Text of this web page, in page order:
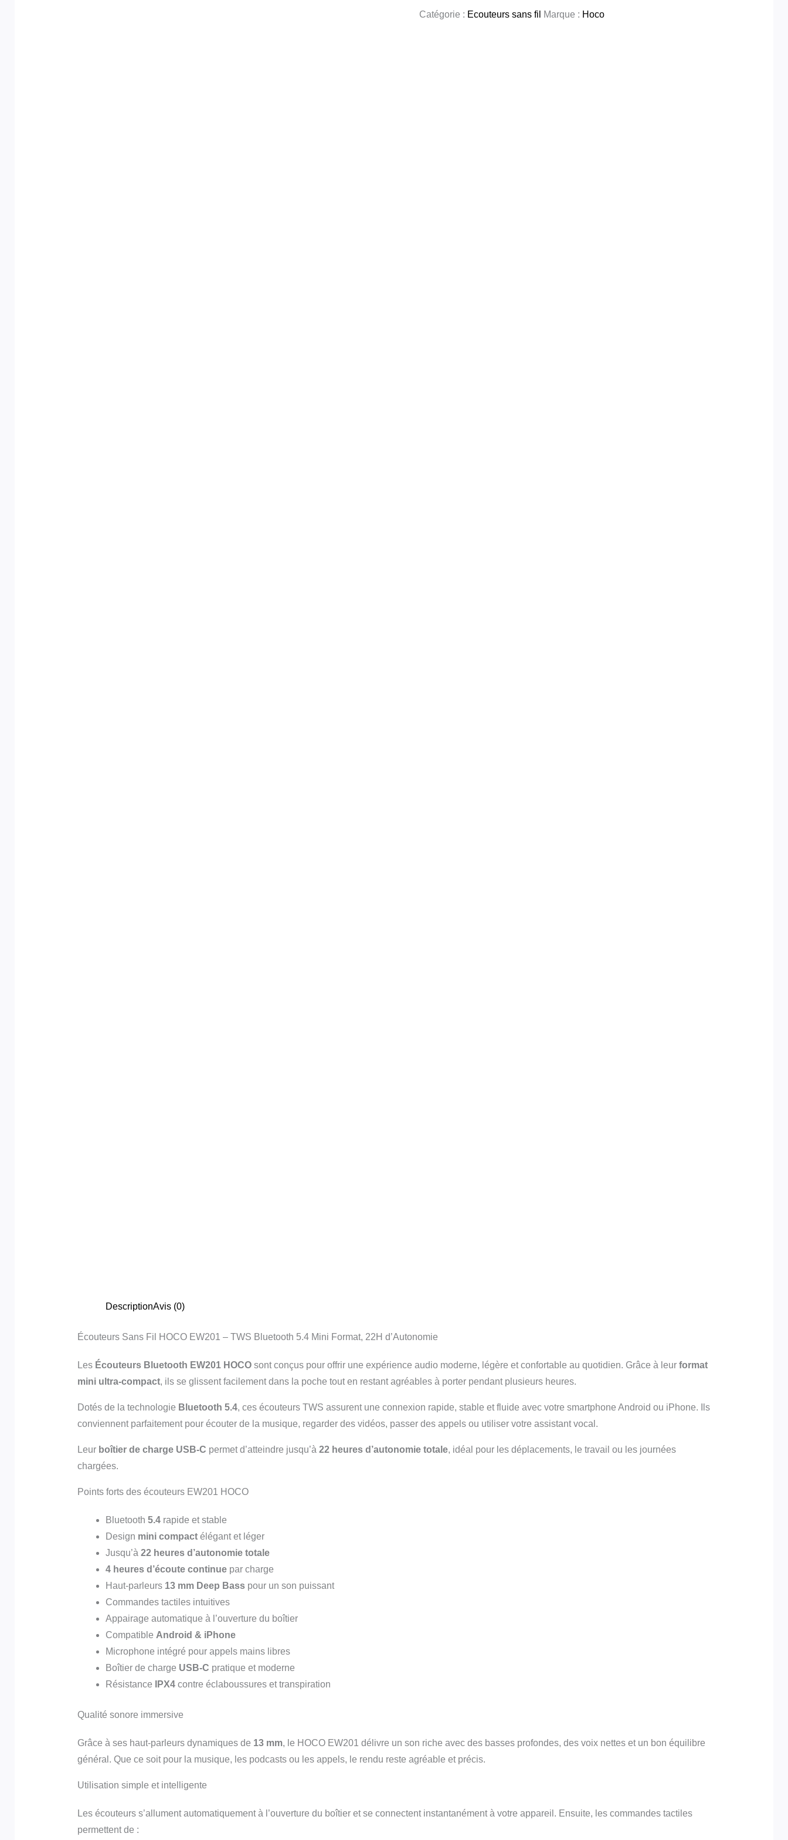
Catégorie : Ecouteurs sans fil Marque : Hoco
DescriptionAvis (0)
Écouteurs Sans Fil HOCO EW201 – TWS Bluetooth 5.4 Mini Format, 22H d’Autonomie
Les Écouteurs Bluetooth EW201 HOCOsont conçus pour offrir une expérience audio moderne, légère et confortable au quotidien. Grâce à leur format
mini ultra-compact, ils se glissent facilement dans la poche tout en restant agréables à porter pendant plusieurs heures.
Dotés de la technologie Bluetooth 5.4, ces écouteurs TWS assurent une connexion rapide, stable et fluide avec votre smartphone Android ou iPhone. Ils
conviennent parfaitement pour écouter de la musique, regarder des vidéos, passer des appels ou utiliser votre assistant vocal.
Leur boîtier de charge USB-C permet d’atteindre jusqu’à 22 heures d’autonomie totale, idéal pour les déplacements, le travail ou les journées
chargées.
Points forts des écouteurs EW201 HOCO
Bluetooth 5.4rapide et stable
Design mini compactélégant et léger
Jusqu’à 22 heures d’autonomie totale
4 heures d’écoute continuepar charge
Haut-parleurs 13 mm Deep Basspour un son puissant
Commandes tactiles intuitives
Appairage automatique à l’ouverture du boîtier
Compatible Android & iPhone
Microphone intégré pour appels mains libres
Boîtier de charge USB-C pratique et moderne
Résistance
IPX4contre éclaboussures et transpiration
Qualité sonore immersive
Grâce à ses haut-parleurs dynamiques de 13 mm, le HOCO EW201 délivre un son riche avec des basses profondes, des voix nettes et un bon équilibre
général. Que ce soit pour la musique, les podcasts ou les appels, le rendu reste agréable et précis.
Utilisation simple et intelligente
Les écouteurs s’allument automatiquement à l’ouverture du boîtier et se connectent instantanément à votre appareil. Ensuite, les commandes tactiles
permettent de :